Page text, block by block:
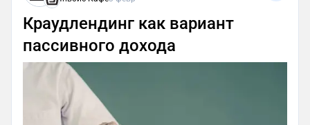
Краудлендинг как вариант
пассивного дохода